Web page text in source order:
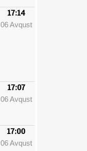
17:14
06 Avqust
17:07
06 Avqust
17:00
06 Avqust